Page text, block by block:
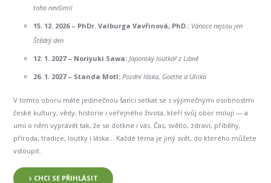
toho nevšimli
15. 12. 2026 – PhDr. Valburga Vavřinová, PhD.: Vánoce nejsou jen
Štědrý den
12. 1. 2027 – Noriyuki Sawa:Japonský loutkář z Libně
26. 1. 2027 – Standa Motl:Pozdní láska, Goethe a Ulrika
V tomto oboru máte jedinečnou šanci setkat se s výjimečnými osobnostmi
české kultury, vědy, historie i veřejného života, kteří svůj obor milují — a
umí o něm vyprávět tak, že se dotkne i vás. Čas, světlo, zdraví, příběhy,
příroda, tradice, loutky i láska… Každé téma je jiný svět, do kterého můžete
vstoupit.
CHCI SE PŘIHLÁSIT